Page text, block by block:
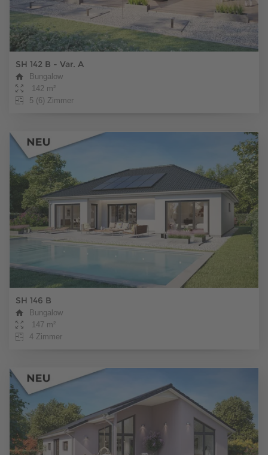
SH 142 B - Var. A
Bungalow
142 m²
5 (6) Zimmer
SH 146 B
Bungalow
147 m²
4 Zimmer